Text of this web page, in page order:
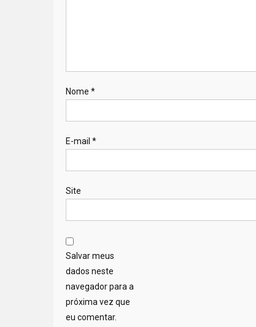
Nome *
E-mail *
Site
Salvar meus
dados neste
navegador para a
próxima vez que
eu comentar.